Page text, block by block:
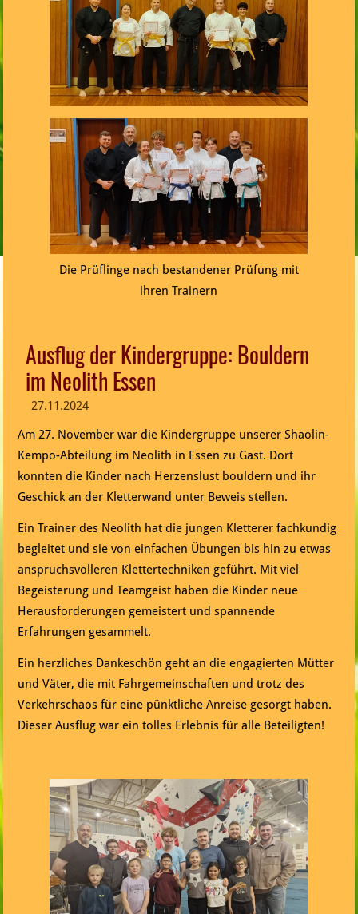
Die Prüflinge nach bestandener Prüfung mit
ihren Trainern
Ausflug der Kindergruppe: Bouldern
im Neolith Essen
27.11.2024
Am 27. November war die Kindergruppe unserer Shaolin-
Kempo-Abteilung im Neolith in Essen zu Gast. Dort
konnten die Kinder nach Herzenslust bouldern und ihr
Geschick an der Kletterwand unter Beweis stellen.
Ein Trainer des Neolith hat die jungen Kletterer fachkundig
begleitet und sie von einfachen Übungen bis hin zu etwas
anspruchsvolleren Klettertechniken geführt. Mit viel
Begeisterung und Teamgeist haben die Kinder neue
Herausforderungen gemeistert und spannende
Erfahrungen gesammelt.
Ein herzliches Dankeschön geht an die engagierten Mütter
und Väter, die mit Fahrgemeinschaften und trotz des
Verkehrschaos für eine pünktliche Anreise gesorgt haben.
Dieser Ausflug war ein tolles Erlebnis für alle Beteiligten!